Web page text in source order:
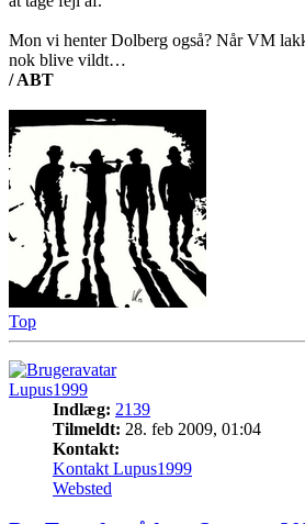
Mon vi henter Dolberg også? Når VM
nok blive vildt…
/ ABT
Top
Lupus1999
Indlæg: 2139
Tilmeldt: 28. feb 2009, 01:04
Kontakt:
Kontakt Lupus1999
Websted